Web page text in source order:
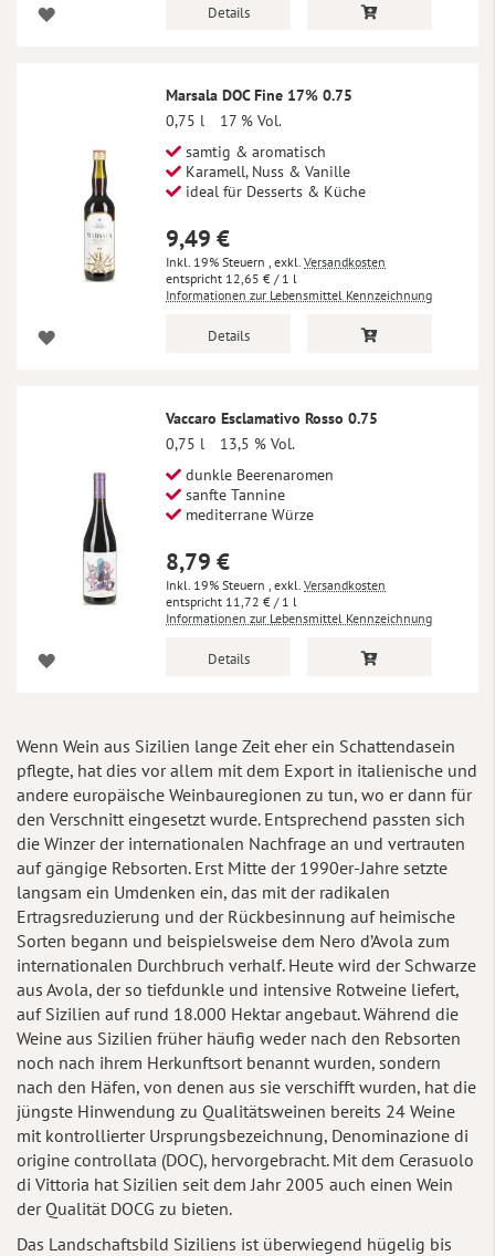
Details
Marsala DOC Fine 17% 0.75
0,75 l
17 % Vol.
samtig & aromatisch
Karamell, Nuss & Vanille
ideal für Desserts & Küche
9,49 €
Inkl. 19% Steuern exkl. Versandkosten
12,65 € / 1 l
Informationen zur Lebensmittel Kennzeichnung
Details
Vaccaro Esclamativo Rosso 0.75
0,75 l
13,5 % Vol.
dunkle Beerenaromen
sanfte Tannine
mediterrane Würze
8,79 €
Inkl. 19% Steuern exkl. Versandkosten
11,72 € / 1 l
Informationen zur Lebensmittel Kennzeichnung
Details
Wenn Wein aus Sizilien lange Zeit eher ein Schattendasein
pflegte, hat dies vor allem mit dem Export in italienische und
andere europäische Weinbauregionen zu tun, wo er dann für
den Verschnitt eingesetzt wurde. Entsprechend passten sich
die Winzer der internationalen Nachfrage an und vertrauten
auf gängige Rebsorten. Erst Mitte der 1990er-Jahre setzte
langsam ein Umdenken ein, das mit der radikalen
Ertragsreduzierung und der Rückbesinnung auf heimische
Sorten begann und beispielsweise dem Nero d’Avola zum
internationalen Durchbruch verhalf. Heute wird der Schwarze
aus Avola, der so tiefdunkle und intensive Rotweine liefert,
auf Sizilien auf rund 18.000 Hektar angebaut. Während die
Weine aus Sizilien früher häufig weder nach den Rebsorten
noch nach ihrem Herkunftsort benannt wurden, sondern
nach den Häfen, von denen aus sie verschifft wurden, hat die
jüngste Hinwendung zu Qualitätsweinen bereits 24 Weine
mit kontrollierter Ursprungsbezeichnung, Denominazione di
origine controllata (DOC), hervorgebracht. Mit dem Cerasuolo
di Vittoria hat Sizilien seit dem Jahr 2005 auch einen Wein
der Qualität DOCG zu bieten.
Das Landschaftsbild Siziliens ist überwiegend hügelig bis